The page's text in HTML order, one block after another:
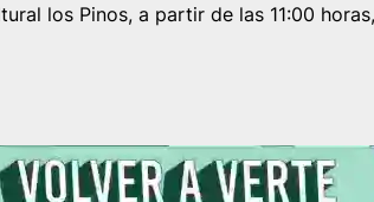
los Pinos, a partir de las 11:00